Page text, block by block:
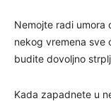
Nemojte radi umora
nekog vremena sve
budite dovoljno
Kada zapadnete u